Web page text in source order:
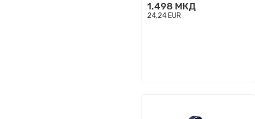
1.498 МКД
24,24 EUR